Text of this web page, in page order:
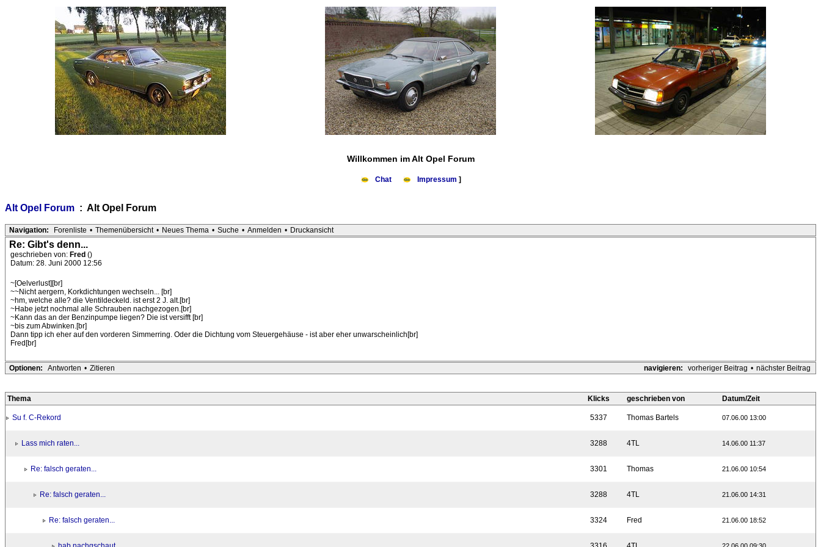
Willkommen im Alt Opel Forum
Chat Impressum ]
Alt Opel Forum : Alt Opel Forum
Navigation: Forenliste • Themenübersicht • Neues Thema • Suche • Anmelden • Druckansicht
Re: Gibt's denn...
geschrieben von: Fred ()
Datum: 28. Juni 2000 12:56
~[Oelverlust][br]
~~Nicht aergern, Korkdichtungen wechseln... [br]
~hm, welche alle? die Ventildeckeld. ist erst 2 J. alt.[br]
~Habe jetzt nochmal alle Schrauben nachgezogen.[br]
~Kann das an der Benzinpumpe liegen? Die ist versifft [br]
~bis zum Abwinken.[br]
Dann tipp ich eher auf den vorderen Simmerring. Oder die Dichtung vom Steuergehäuse - ist aber eher unwarscheinlich[br]
Fred[br]
navigieren: vorheriger Beitrag • nächster Beitrag
Optionen: Antworten • Zitieren
Thema Klicks geschrieben von Datum/Zeit
Su f. C-Rekord 5337 Thomas Bartels 07.06.00 13:00
Lass mich raten... 3288 4TL 14.06.00 11:37
Re: falsch geraten... 3301 Thomas 21.06.00 10:54
Re: falsch geraten... 3288 4TL 21.06.00 14:31
Re: falsch geraten... 3324 Fred 21.06.00 18:52